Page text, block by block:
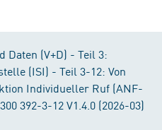
(V+D) - Teil 3:
(ISI) - Teil 3-12: Von
Individueller Ruf (ANF-
392-3-12 V1.4.0 (2026-03)